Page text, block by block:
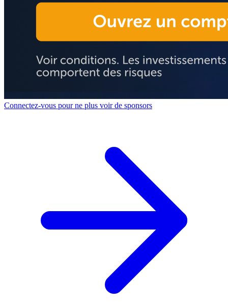
Connectez-vous pour ne plus voir de sponsors